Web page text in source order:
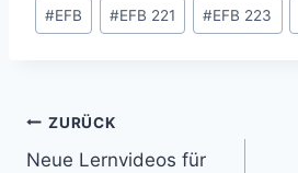
#EFB #EFB 221 #EFB 223
Beitragsnavigation
ZURÜCK
Neue Lernvideos für